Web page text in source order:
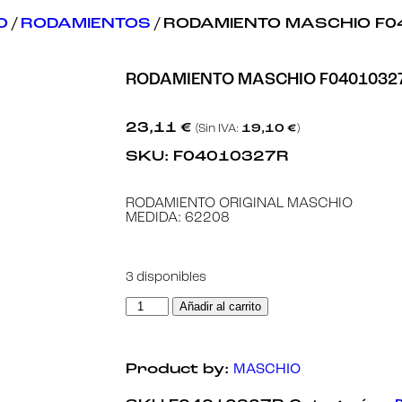
/ RODAMIENTOS / RODAMIENTO MASCHIO
RODAMIENTO MASCHIO
23,11 € (Sin IVA: 19,10 €)
SKU: F04010327R
RODAMIENTO ORIGINAL MASCHIO
MEDIDA: 62208
3 disponibles
Añadir al carrito
Product by: MASCHIO